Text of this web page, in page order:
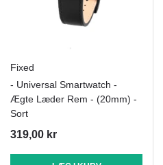
Fixed
- Universal Smartwatch -
Ægte Læder Rem - (20mm) -
Sort
319,00 kr